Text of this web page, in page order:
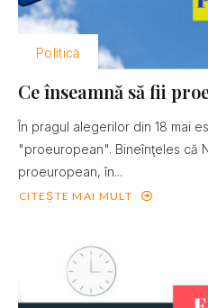
Politică
Ce înseamnă să fii
În pragul alegerilor din 18 mai
"proeuropean". Bineînţeles că
proeuropean, în...
CITEȘTE MAI MULT